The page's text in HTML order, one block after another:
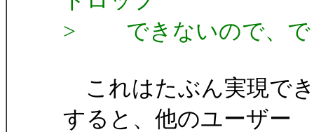
> できないので、で
これはたぶん実現で
すると、他のユーザー